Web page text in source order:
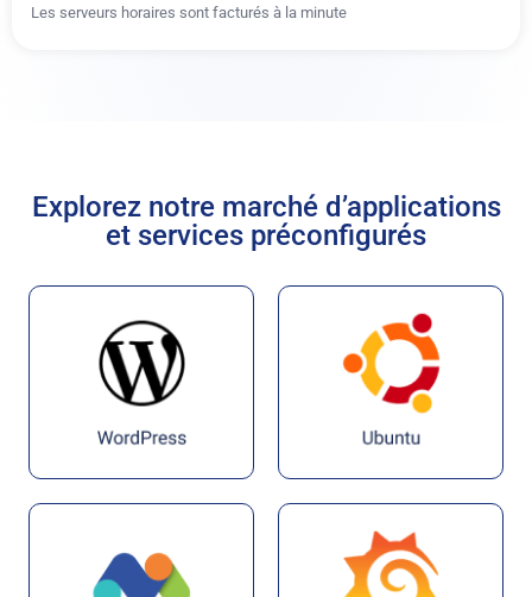
Les serveurs horaires sont facturés à la minute
Explorez notre marché d’applications
et services préconfigurés